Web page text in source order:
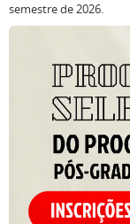
semestre de 2026.